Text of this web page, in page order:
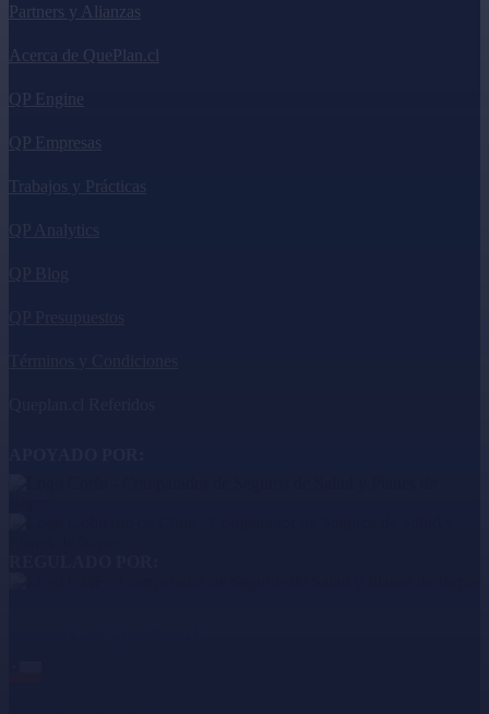
Partners y Alianzas
Acerca de QuePlan.cl
QP Engine
QP Empresas
Trabajos y Prácticas